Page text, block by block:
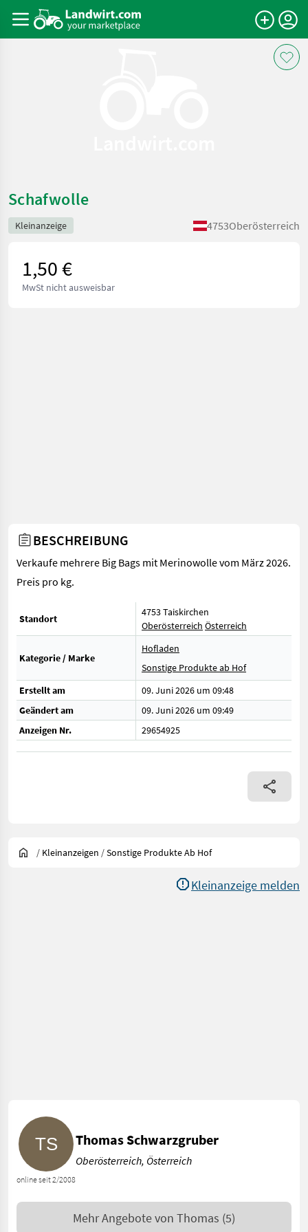
Schafwolle
Kleinanzeige 4753Oberösterreich
1,50 €
MwSt nicht ausweisbar
BESCHREIBUNG
Verkaufe mehrere Big Bags mit Merinowolle vom März 2026.
Preis pro kg.
Standort
4753 Taiskirchen
Oberösterreich Österreich
Kategorie / Marke
Hofladen
Sonstige Produkte ab Hof
Erstellt am
09. Juni 2026 um 09:48
Geändert am
09. Juni 2026 um 09:49
Anzeigen Nr.
29654925
/ Kleinanzeigen /Sonstige Produkte Ab Hof
Kleinanzeige melden
online seit 2/2008
Thomas Schwarzgruber
Oberösterreich, Österreich
Mehr Angebote von Thomas (5)